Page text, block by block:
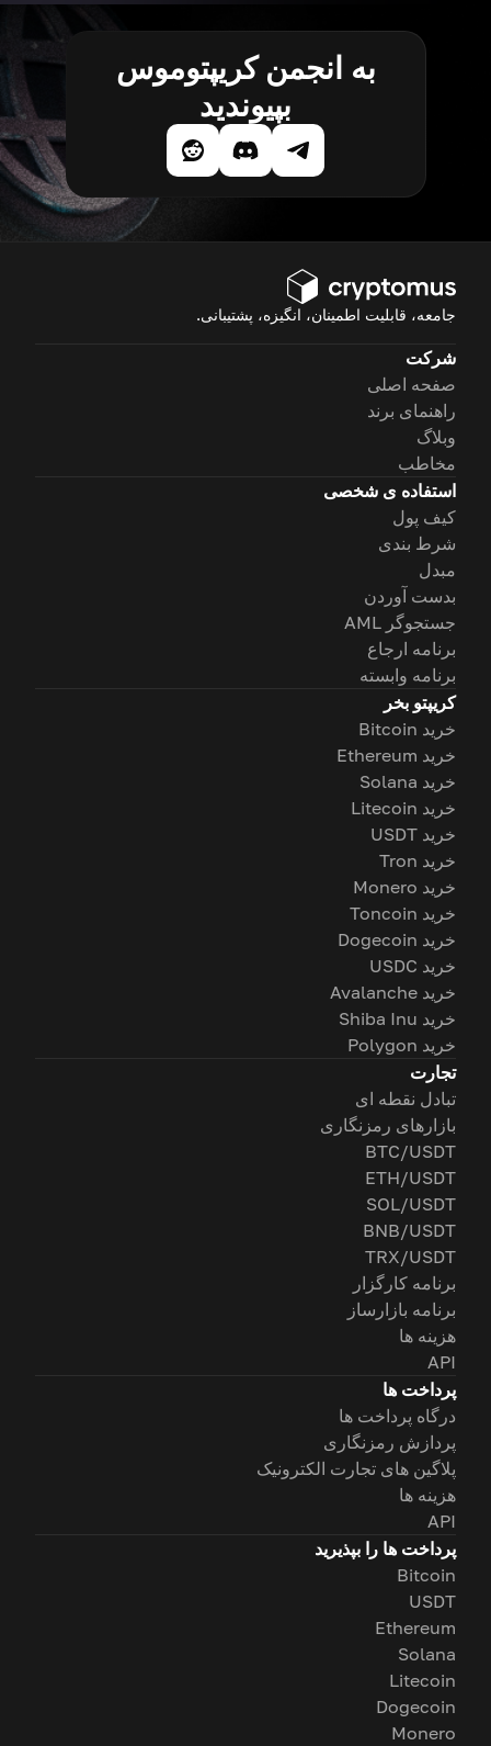
به انجمن کریپتوموس
بپیوندید
جامعه، قابلیت اطمینان، انگیزه، پشتیبانی.
شرکت
صفحه اصلی
راهنمای برند
وبلاگ
مخاطب
استفاده ی شخصی
کیف پول
شرط بندی
مبدل
بدست آوردن
جستجوگر AML
برنامه ارجاع
برنامه وابسته
کریپتو بخر
خرید Bitcoin
خرید Ethereum
خرید Solana
خرید Litecoin
خرید USDT
خرید Tron
خرید Monero
خرید Toncoin
خرید Dogecoin
خرید USDC
خرید Avalanche
خرید Shiba Inu
خرید Polygon
تجارت
تبادل نقطه ای
بازارهای رمزنگاری
BTC/USDT
ETH/USDT
SOL/USDT
BNB/USDT
TRX/USDT
برنامه کارگزار
برنامه بازارساز
هزینه ها
API
پرداخت ها
درگاه پرداخت ها
پردازش رمزنگاری
پلاگین های تجارت الکترونیک
هزینه ها
API
پرداخت ها را بپذیرید
Bitcoin
USDT
Ethereum
Solana
Litecoin
Dogecoin
Monero